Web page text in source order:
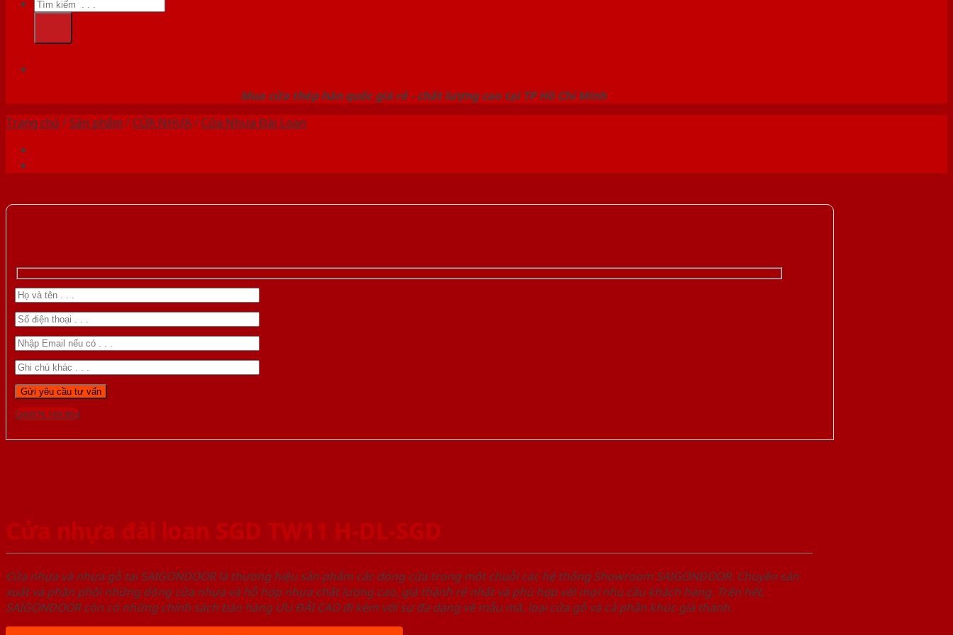
kiếm:
Mua cửa thép hàn quốc giá rẻ - chất lượng cao tại TP Hồ Chí Minh
Trang chủ /Sản phẩm /CỬA NHỰA/Cửa Nhựa Đài Loan
Gọi 0976.169.864
Cửa nhựa đài loan SGD TW11 H-DL-SGD
Cửa nhựa và nhựa gỗ tại SAIGONDOOR là thương hiệu sản phẩm các dòng cửa trong một chuỗi các hệ thống Showroom SAIGONDOOR. Chuyên sản
xuất và phân phối những dòng cửa nhựa và hỗ hợp nhựa chất lượng cao, giá thành rẻ nhất và phù hợp với mọi nhu cầu khách hàng. Trên hết,
SAIGONDOOR còn có những chính sách bán hàng ƯU ĐÃI CAO đi kèm với sự đa dạng về mẫu mã, loại cửa gỗ và cả phân khúc giá thành.